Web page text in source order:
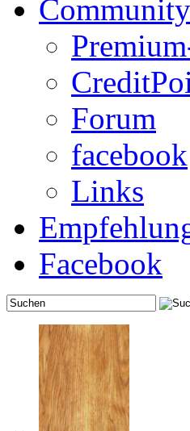
Community
Forum
facebook
Links
Facebook